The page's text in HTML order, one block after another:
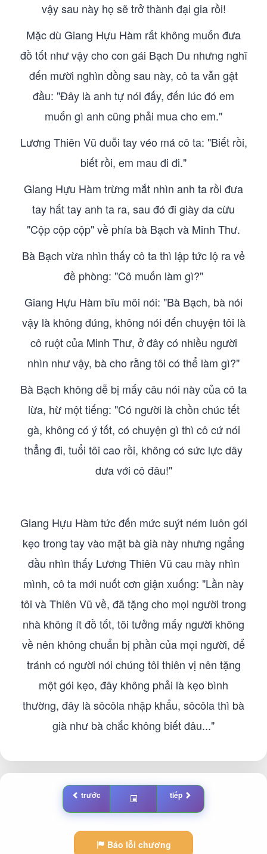
vậy sau này họ sẽ trở thành đại gia rồi!
Mặc dù Giang Hựu Hàm rất không muốn đưa
đồ tốt như vậy cho con gái Bạch Du nhưng nghĩ
đến mười nghìn đồng sau này, cô ta vẫn gật
đầu: "Đây là anh tự nói đấy, đến lúc đó em
muốn gì anh cũng phải mua cho em."
Lương Thiên Vũ duỗi tay véo má cô ta: "Biết rồi,
biết rồi, em mau đi đi."
Giang Hựu Hàm trừng mắt nhìn anh ta rồi đưa
tay hất tay anh ta ra, sau đó đi giày da cừu
"Cộp cộp cộp" về phía bà Bạch và Minh Thư.
Bà Bạch vừa nhìn thấy cô ta thì lập tức lộ ra vẻ
đề phòng: "Cô muốn làm gì?"
Giang Hựu Hàm bĩu môi nói: "Bà Bạch, bà nói
vậy là không đúng, không nói đến chuyện tôi là
cô ruột của Minh Thư, ở đây có nhiều người
nhìn như vậy, bà cho rằng tôi có thể làm gì?"
Bà Bạch không dễ bị mấy câu nói này của cô ta
lừa, hừ một tiếng: "Có người là chồn chúc tết
gà, không có ý tốt, có chuyện gì thì cô cứ nói
thẳng đi, tuổi tôi cao rồi, không có sức lực dây
dưa với cô đâu!"
Giang Hựu Hàm tức đến mức suýt ném luôn gói
kẹo trong tay vào mặt bà già này nhưng ngẩng
đầu nhìn thấy Lương Thiên Vũ cau mày nhìn
mình, cô ta mới nuốt cơn giận xuống: "Lần này
tôi và Thiên Vũ về, đã tặng cho mọi người trong
nhà không ít đồ tốt, tôi tưởng mấy người không
về nên không chuẩn bị phần của mọi người, để
tránh có người nói chúng tôi thiên vị nên tặng
một gói kẹo, đây không phải là kẹo bình
thường, đây là sôcôla nhập khẩu, sôcôla thì bà
già như bà chắc không biết đâu..."
trước tiếp
Báo lỗi chương